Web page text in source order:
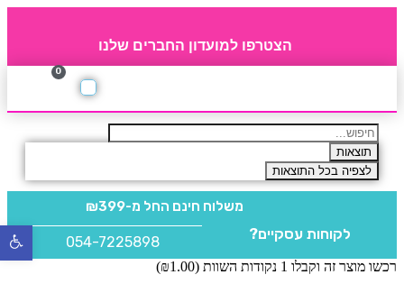
הצטרפו למועדון החברים שלנו
0
תוצאות
לצפיה בכל התוצאות
משלוח חינם החל מ-₪399
לקוחות עסקיים? 054-7225898
רכשו מוצר זה וקבלו 1 נקודות השוות ( ₪1.00
)
פתח